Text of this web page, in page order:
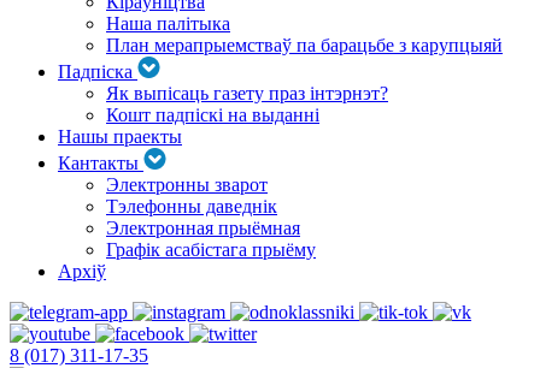
Наша палітыка
План мерапрыемстваў па барацьбе з карупцыяй
Падпіска
Як выпісаць газету праз інтэрнэт?
Кошт падпіскі на выданні
Нашы праекты
Кантакты
Электронны зварот
Тэлефонны даведнік
Электронная прыёмная
Графік асабістага прыёму
Архіў
8 (017) 311-17-35